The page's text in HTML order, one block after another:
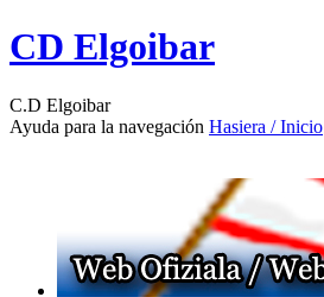
CD Elgoibar
C.D Elgoibar
Ayuda para la navegación Hasiera / Inicio